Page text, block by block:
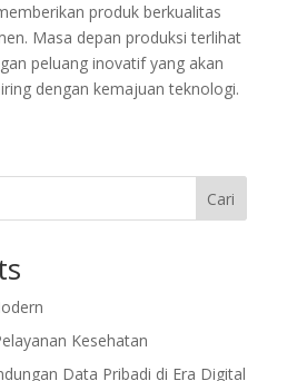
produk berkualitas
Masa depan produksi terlihat
peluang inovatif yang akan
dengan kemajuan teknologi.
Cari
Kesehatan
Data Pribadi di Era Digital